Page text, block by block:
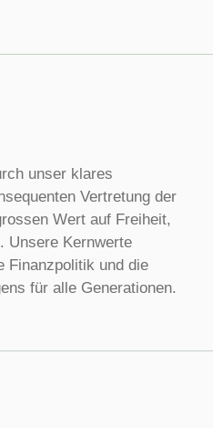
unser klares
Vertretung der
Wert auf Freiheit,
Unsere Kernwerte
Finanzpolitik und die
für alle Generationen.